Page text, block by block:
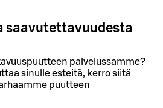
saavutettavuudesta
palvelussamme?
sinulle esteitä, kerro siitä
puutteen